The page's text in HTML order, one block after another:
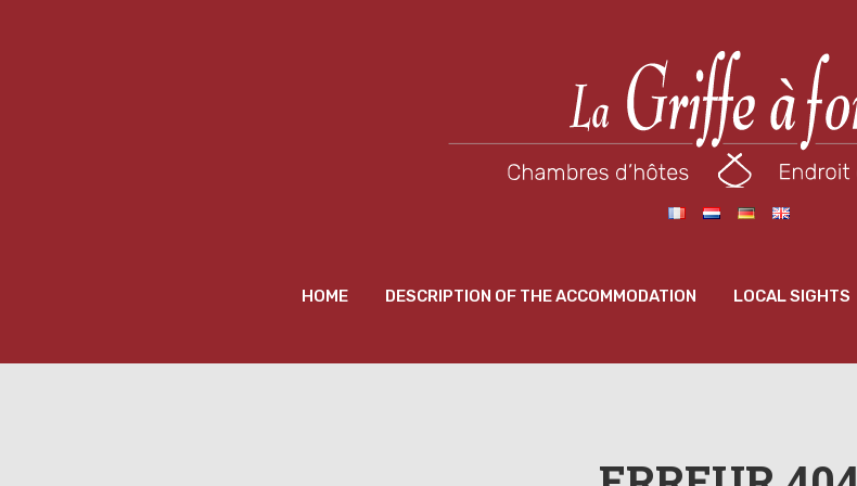
HOME DESCRIPTION OF THE ACCOMMODATION LOCAL SIGHTS